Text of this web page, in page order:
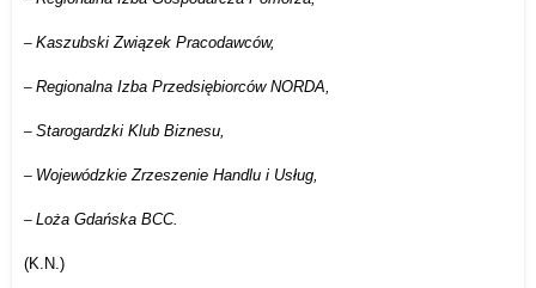
– Kaszubski Związek Pracodawców,
– Regionalna Izba Przedsiębiorców NORDA,
– Starogardzki Klub Biznesu,
– Wojewódzkie Zrzeszenie Handlu i Usług,
– Loża Gdańska BCC.
(K.N.)